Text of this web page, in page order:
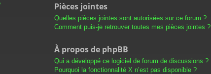
Pièces jointes
Quelles pièces jointes sont autorisées sur ce forum ?
Comment puis-je retrouver toutes mes pièces jointes ?
À propos de phpBB
Qui a développé ce logiciel de forum de discussions ?
Pourquoi la fonctionnalité X n’est pas disponible ?